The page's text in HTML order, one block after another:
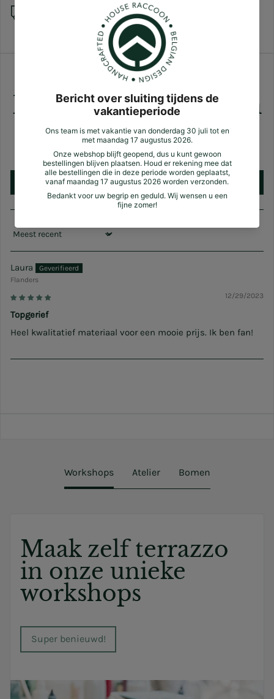
Zotte plussen
Klantbeoordelingen
5.00 van de 5
Gebaseerd op 1 review(s)
Schrijf een review
Sort by
Laura
Flanders
12/29/2023
Topgerief
Heel kwalitatief materiaal voor een mooie prijs. Ik ben fan!
Workshops Atelier Bomen
Maak zelf terrazzo
in onze unieke
workshops
Super benieuwd!